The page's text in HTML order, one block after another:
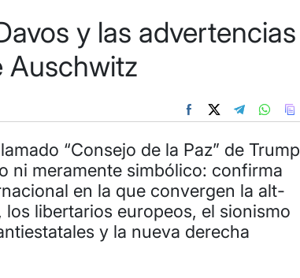
y las advertencias
Auschwitz
“Consejo de la Paz” de Trump
ni meramente simbólico: confirma
en la que convergen la alt-
libertarios europeos, el sionismo
y la nueva derecha